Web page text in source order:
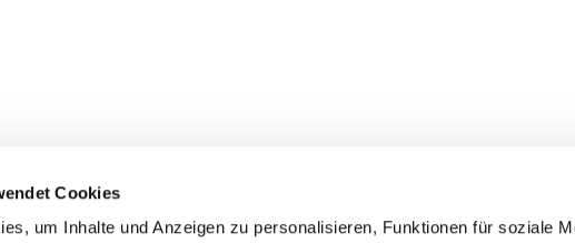
Cookies
um Inhalte und Anzeigen zu personalisieren, Funktionen für soziale